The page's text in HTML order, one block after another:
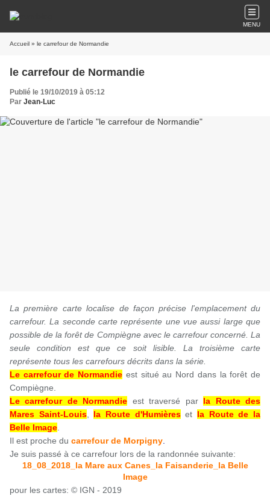
MENU
Accueil » le carrefour de Normandie
le carrefour de Normandie
Publié le 19/10/2019 à 05:12
Par Jean-Luc
La première carte localise de façon précise l'emplacement du
carrefour. La seconde carte représente une vue aussi large que
possible de la forêt de Compiègne avec le carrefour concerné. La
seule condition est que ce soit lisible. La troisième carte
représente tous les carrefours décrits dans la série.
Le carrefour de Normandie est situé au Nord dans la forêt de
Compiègne.
Le carrefour de Normandie est traversé par la Route des
Mares Saint-Louis, la Route d'Humièreset la Route de la
Belle Image
Il est proche du carrefour de Morpigny
Je suis passé à ce carrefour lors de la randonnée suivante:
18_08_2018_la Mare aux Canes_la Faisanderie_la Belle
Image
pour les cartes: © IGN - 2019